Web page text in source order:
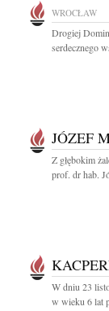
WROCŁAW
Drogiej
serdecznego
JÓZEF
Z głębokim
prof. dr hab.
W dniu 23
w wieku 6 lat